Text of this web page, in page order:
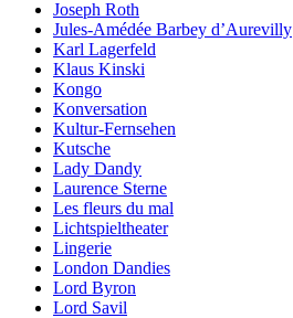
Joseph Roth
Jules-Amédée Barbey d’Aurevilly
Karl Lagerfeld
Klaus Kinski
Kongo
Konversation
Kultur-Fernsehen
Kutsche
Lady Dandy
Laurence Sterne
Les fleurs du mal
Lichtspieltheater
Lingerie
London Dandies
Lord Byron
Lord Savil